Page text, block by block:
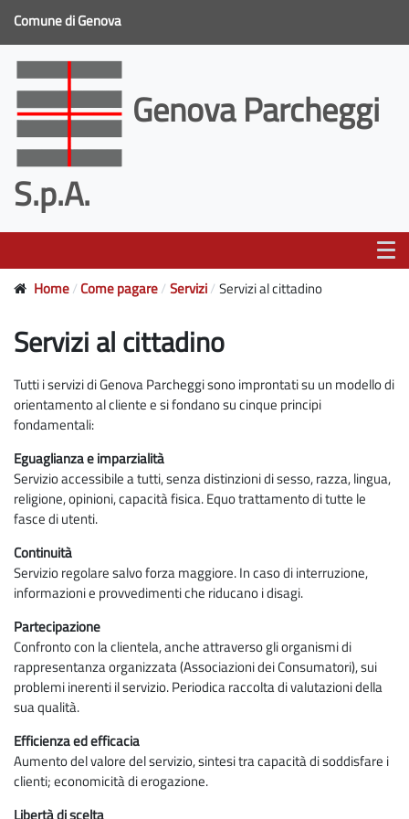
Comune di Genova
Genova Parcheggi
S.p.A.
Home Come pagare Servizi Servizi al cittadino
Servizi al cittadino
Tutti i servizi di Genova Parcheggi sono improntati su un modello di
orientamento al cliente e si fondano su cinque principi
fondamentali:
Eguaglianza e imparzialità
Servizio accessibile a tutti, senza distinzioni di sesso, razza, lingua,
religione, opinioni, capacità fisica. Equo trattamento di tutte le
fasce di utenti.
Continuità
Servizio regolare salvo forza maggiore. In caso di interruzione,
informazioni e provvedimenti che riducano i disagi.
Partecipazione
Confronto con la clientela, anche attraverso gli organismi di
rappresentanza organizzata (Associazioni dei Consumatori), sui
problemi inerenti il servizio. Periodica raccolta di valutazioni della
sua qualità.
Efficienza ed efficacia
Aumento del valore del servizio, sintesi tra capacità di soddisfare i
clienti; economicità di erogazione.